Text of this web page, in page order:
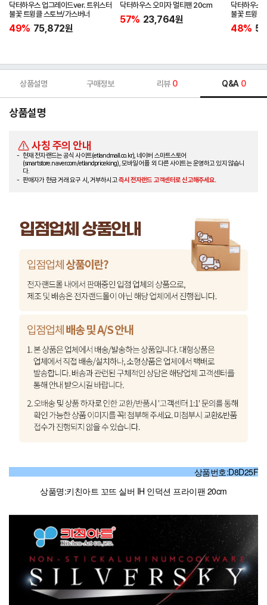
닥터하우스 업그레이드ver. 트위스터
불꽃 트윙클 스토브/가스버너
49% 75,872원
닥터하우스 오미자 멀티팬 20cm
57% 23,764원
닥터하우스
불꽃 트윙클
캠핑버너
48%
상품설명 구매정보 리뷰 0 Q&A 0
상품설명
사칭 주의 안내
현재 전자랜드는 공식 사이트(etlandmall.co.kr), 네이버 스마트스토어
(smartstore.naver.com/etlandpriceking), 모바일 어플 외 다른 사이트는 운영하고 있지 않습니
다.
판매자가 현금 거래 요구 시, 거부하시고즉시 전자랜드 고객센터로 신고해주세요.
상품번호:D8D25F
상품명:키친아트 꼬뜨 실버 IH 인덕션 프라이팬 20cm